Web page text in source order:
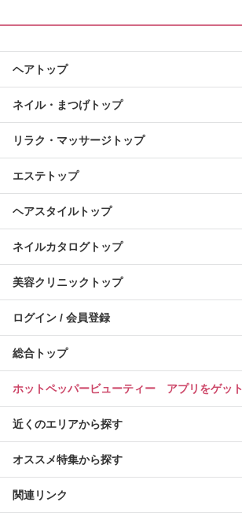
ヘアトップ
ネイル・まつげトップ
リラク・マッサージトップ
エステトップ
ヘアスタイルトップ
ネイルカタログトップ
美容クリニックトップ
ログイン / 会員登録
総合トップ
ホットペッパービューティー アプリをゲット
近くのエリアから探す
オススメ特集から探す
関連リンク